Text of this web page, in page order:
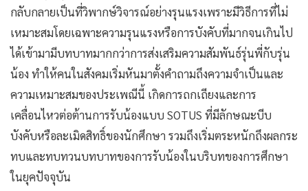
กลับกลายเป็นที่วิพากษ์วิจารณ์อย่างรุนแรงเพราะมีวิธีการที่ไม่
เหมาะสมโดยเฉพาะความรุนแรงหรือการบังคับที่มากจนเกินไป
ได้เข้ามามีบทบาทมากกว่าการส่งเสริมความสัมพันธ์รุ่นพี่กับรุ่น
น้อง ทำให้คนในสังคมเริ่มหันมาตั้งคำถามถึงความจำเป็นและ
ความเหมาะสมของประเพณีนี้ เกิดการถกเถียงและการ
เคลื่อนไหวต่อต้านการรับน้องแบบ SOTUS ที่มีลักษณะบีบ
บังคับหรือละเมิดสิทธิ์ของนักศึกษา รวมถึงเริ่มตระหนักถึงผลกระ
ทบและทบทวนบทบาทของการรับน้องในบริบทของการศึกษา
ในยุคปัจจุบัน